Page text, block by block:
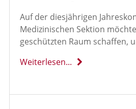
Auf der diesjährigen
Medizinischen Sektion
geschützten Raum schaffen,
Weiterlesen...